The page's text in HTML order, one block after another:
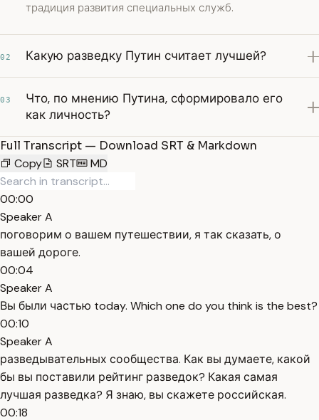
традиция развития специальных служб.
02 Какую разведку Путин считает лучшей?
03
Что, по мнению Путина, сформировало его
как личность?
Full Transcript — Download SRT & Markdown
Copy
SRT MD
00:00
Speaker A
поговорим о вашем путешествии, я так сказать, о
вашей дороге.
00:04
Speaker A
Вы были частью today. Which one do you think is the best?
00:10
Speaker A
разведывательных сообщества. Как вы думаете, какой
бы вы поставили рейтинг разведок? Какая самая
лучшая разведка? Я знаю, вы скажете российская.
00:18